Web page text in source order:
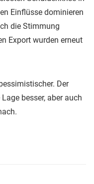
Einflüsse dominieren
die Stimmung
Export wurden erneut
Der
besser, aber auch